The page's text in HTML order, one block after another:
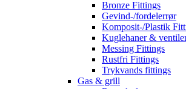
Bronze Fittings
Gevind-/fordelerrør
Komposit-/Plastik
Kuglehaner &
Messing Fittings
Rustfri Fittings
Trykvands fittings
Gas & grill